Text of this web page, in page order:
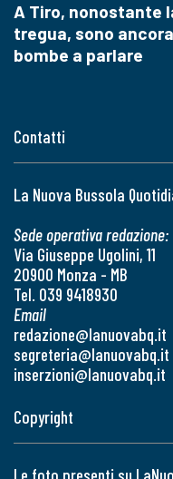
Contatti
La Nuova Bussola
Sede operativa redazione:
Via Giuseppe Ugolini, 11
20900 Monza - MB
Tel. 039 9418930
Email
redazione@lanuovabq.it
segreteria@lanuovabq.it
inserzioni@lanuovabq.it
A Tiro, nonostante
tregua, sono
bombe a parlare
Copyright